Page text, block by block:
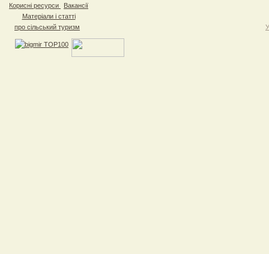
Корисні ресурси
Вакансії
Матеріали і статті
про сільський туризм